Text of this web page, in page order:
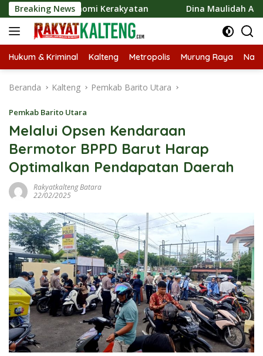
Langsung
ke
konten
Breaking News
Ekonomi Kerakyatan Dina Maulidah Apresiasi
Hukum & Kriminal Kalteng Metropolis Murung Raya
Beranda Kalteng Pemkab Barito Utara
Pemkab Barito Utara
Melalui Opsen Kendaraan
Bermotor BPPD Barut Harap
Optimalkan Pendapatan Daerah
Rakyatkalteng Batara
22/02/2025